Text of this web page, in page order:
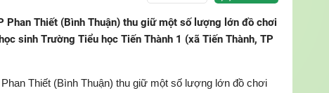
Phan Thiết (Bình Thuận) thu giữ một số lượng lớn đồ chơi
sinh Trường Tiểu học Tiến Thành 1 (xã Tiến Thành, TP
Thiết (Bình Thuận) thu giữ một số lượng lớn đồ chơi